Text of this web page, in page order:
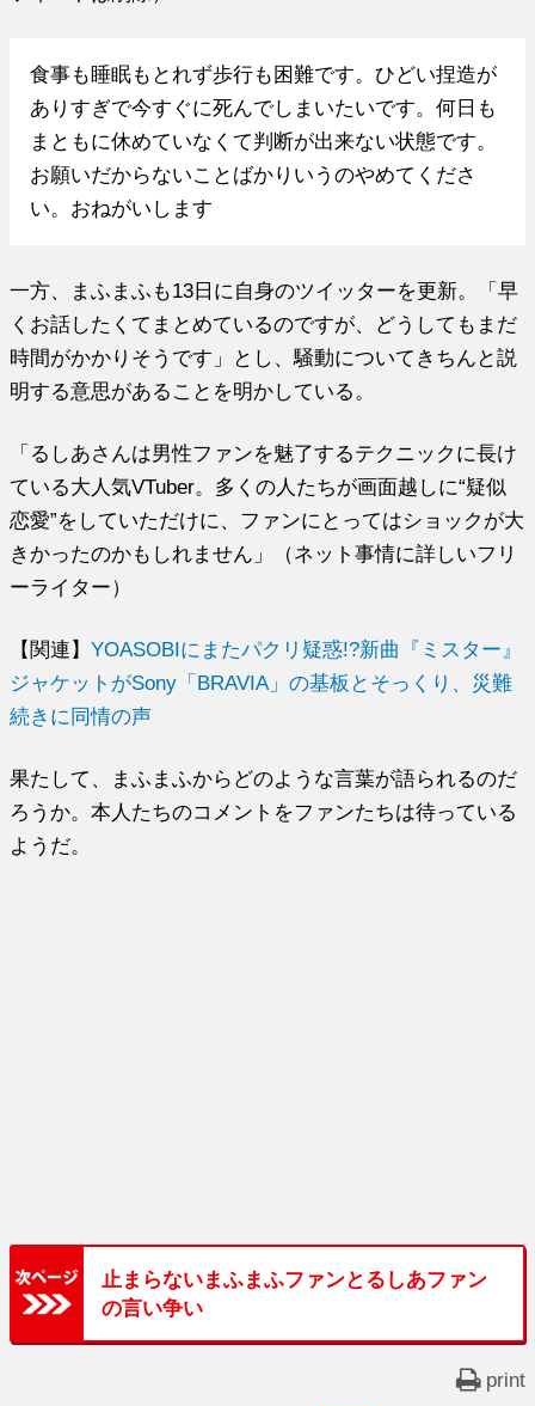
食事も睡眠もとれず歩行も困難です。ひどい捏造が
ありすぎで今すぐに死んでしまいたいです。何日も
まともに休めていなくて判断が出来ない状態です。
お願いだからないことばかりいうのやめてくださ
い。おねがいします
一方、まふまふも13日に自身のツイッターを更新。「早
くお話したくてまとめているのですが、どうしてもまだ
時間がかかりそうです」とし、騒動についてきちんと説
明する意思があることを明かしている。
「るしあさんは男性ファンを魅了するテクニックに長け
ている大人気VTuber。多くの人たちが画面越しに“疑似
恋愛”をしていただけに、ファンにとってはショックが大
きかったのかもしれません」（ネット事情に詳しいフリ
ーライター）
【関連】YOASOBIにまたパクリ疑惑!?新曲『ミスター』
ジャケットがSony「BRAVIA」の基板とそっくり、災難
続きに同情の声
果たして、まふまふからどのような言葉が語られるのだ
ろうか。本人たちのコメントをファンたちは待っている
ようだ。
止まらないまふまふファンとるしあファン
の言い争い
print